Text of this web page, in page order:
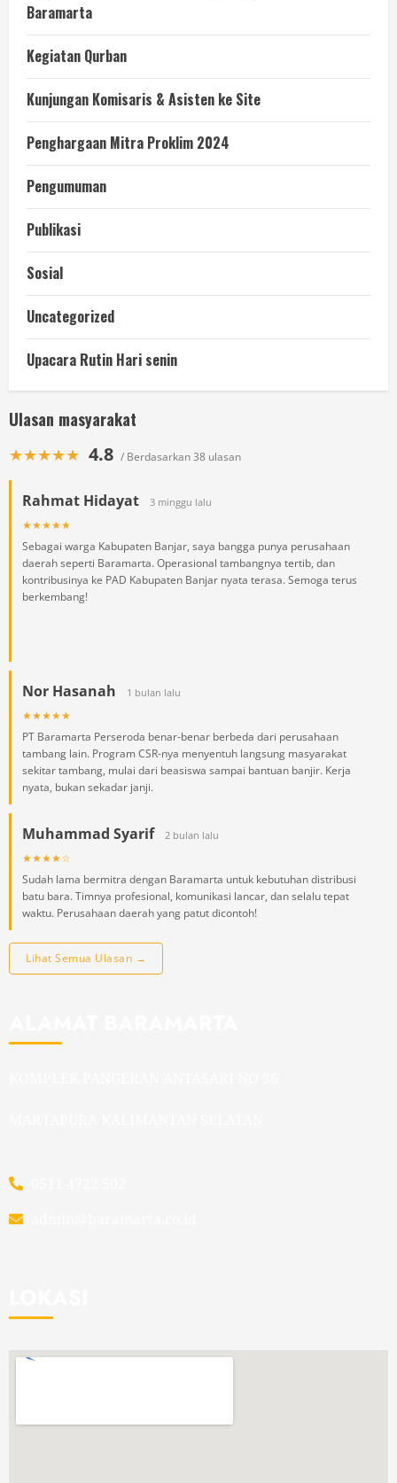
Baramarta
Kegiatan Qurban
Kunjungan Komisaris & Asisten ke Site
Penghargaan Mitra Proklim 2024
Pengumuman
Publikasi
Sosial
Uncategorized
Upacara Rutin Hari senin
Ulasan masyarakat
★★★★★ 4.8 / Berdasarkan 38 ulasan
Rahmat Hidayat 3 minggu lalu
★★★★★
Sebagai warga Kabupaten Banjar, saya bangga punya perusahaan
daerah seperti Baramarta. Operasional tambangnya tertib, dan
kontribusinya ke PAD Kabupaten Banjar nyata terasa. Semoga terus
berkembang!
Nor Hasanah 1 bulan lalu
★★★★★
PT Baramarta Perseroda benar-benar berbeda dari perusahaan
tambang lain. Program CSR-nya menyentuh langsung masyarakat
sekitar tambang, mulai dari beasiswa sampai bantuan banjir. Kerja
nyata, bukan sekadar janji.
Muhammad Syarif 2 bulan lalu
★★★★☆
Sudah lama bermitra dengan Baramarta untuk kebutuhan distribusi
batu bara. Timnya profesional, komunikasi lancar, dan selalu tepat
waktu. Perusahaan daerah yang patut dicontoh!
Lihat Semua Ulasan →